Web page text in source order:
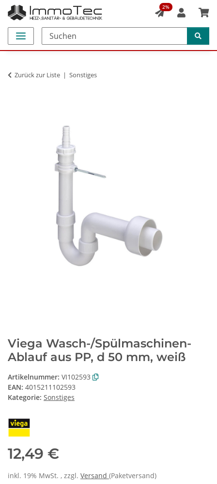
2%
Zurück zur Liste Sonstiges
Viega Wasch-/Spülmaschinen-
Ablauf aus PP, d 50 mm, weiß
Artikelnummer: VI102593
EAN: 4015211102593
Kategorie: Sonstiges
12,49 €
inkl. 19% MwSt. , zzgl. Versand (Paketversand)